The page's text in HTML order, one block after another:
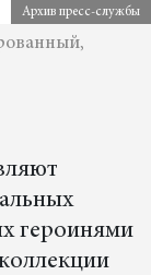
Архив пресс-службы
героинями